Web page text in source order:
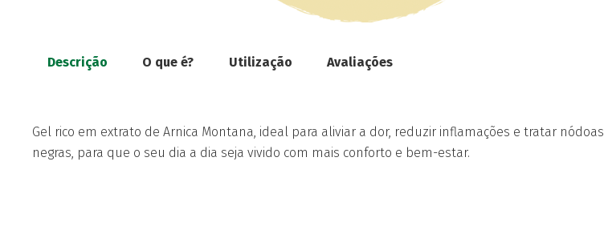
Descrição O que é? Utilização Avaliações
Gel rico em extrato de Arnica Montana, ideal para aliviar a dor, reduzir inflamações e tratar nódoas
negras, para que o seu dia a dia seja vivido com mais conforto e bem-estar.